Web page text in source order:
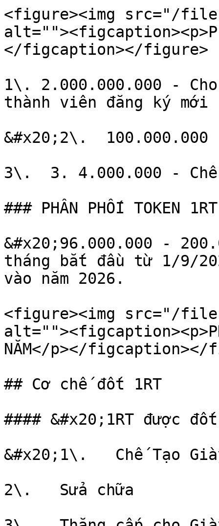
<figure><img src="/files/
</figcaption></figure>
1\. 2.000.000.000 -
thành viên đăng ký mới
&#x20;2\.
3\.  3. 4.000.000 -
### PHÂN PHỐI TOKEN
&#x20;96.000.000 -
tháng bắt đầu từ 1/9/
vào năm 2026.
<figure><img src="/files/
NĂM</p></figcaption></
## Cơ chế đốt 1RT
#### &#x20;1RT được
&#x20;1\.   Chế Tạo
2\.   Sửa chữa